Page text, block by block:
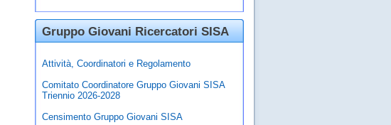
Gruppo Giovani Ricercatori SISA
Attività, Coordinatori e Regolamento
Comitato Coordinatore Gruppo Giovani SISA
Triennio 2026-2028
Censimento Gruppo Giovani SISA